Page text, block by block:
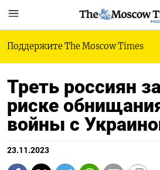
Поддержите The Moscow Times
Треть россиян
риске
войны с
23.11.2023